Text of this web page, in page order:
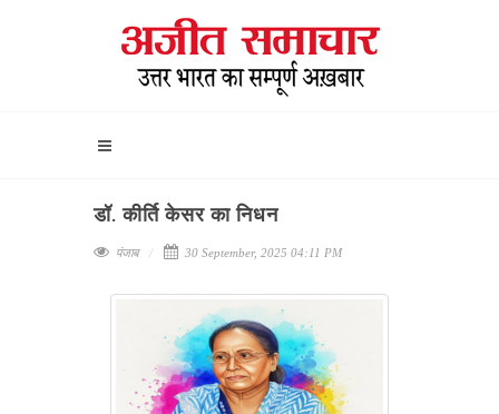
डॉ. कीर्ति केसर का निधन
पंजाब 30 September, 2025 04:11 PM